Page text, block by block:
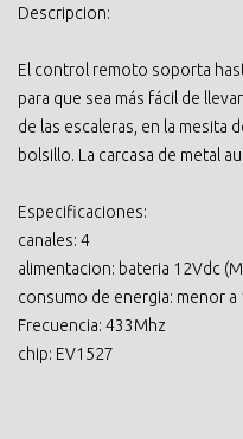
Descripcion:
El control remoto soporta
para que sea más fácil de
de las escaleras, en la mesita
bolsillo. La carcasa de metal
Especificaciones:
canales: 4
alimentacion: bateria 12Vdc
consumo de energia: menor a
Frecuencia: 433Mhz
chip: EV1527